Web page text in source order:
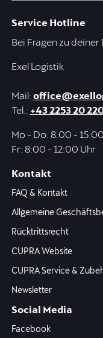
Service Hotline
Bei Fragen zu deiner
Exel Logistik
Mail:
Tel.: +43 2253 20
Mo - Do: 8:00 -
Fr: 8:00 - 12:00 Uhr
Kontakt
FAQ & Kontakt
Allgemeine
Rücktrittsrecht
CUPRA Website
CUPRA Service &
Newsletter
Social Media
Facebook